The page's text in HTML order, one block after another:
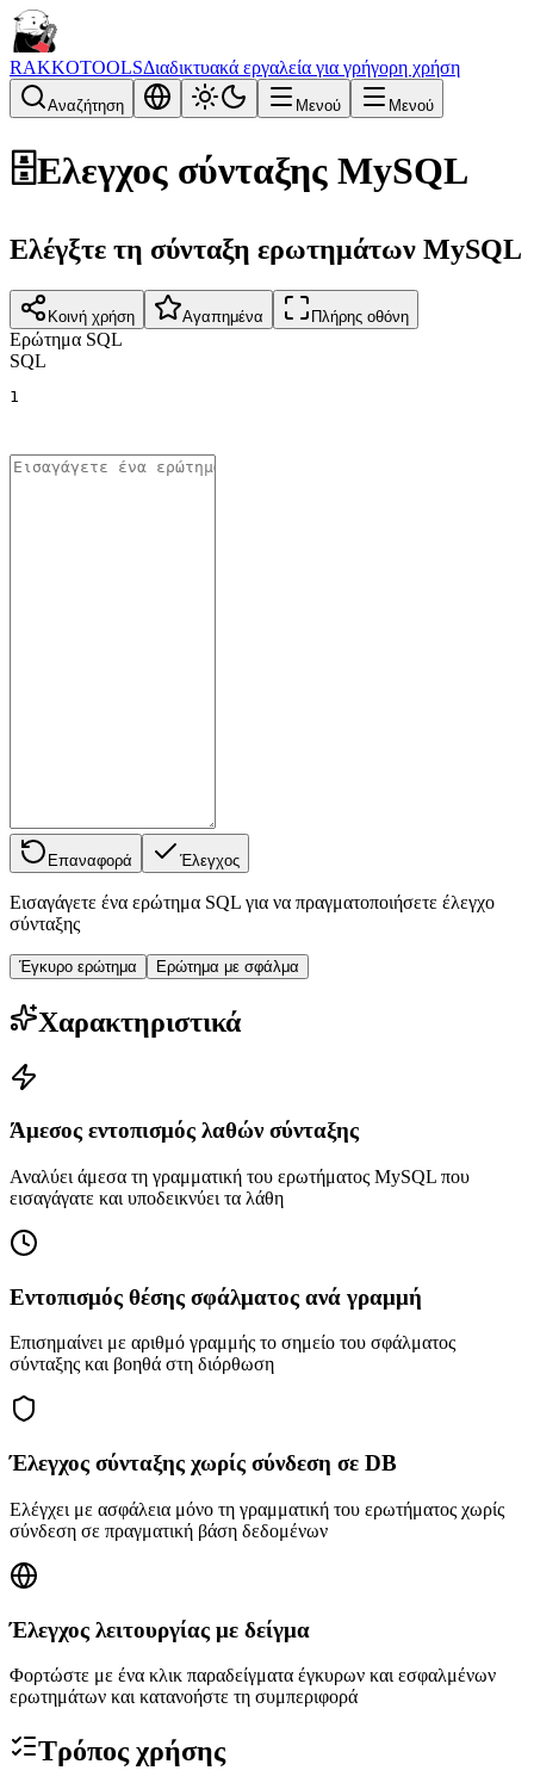
RAKKOTOOLSΔιαδικτυακά εργαλεία για γρήγορη χρήση
Αναζήτηση Μενού Μενού
🗄️Ελεγχος σύνταξης MySQL
Ελέγξτε τη σύνταξη ερωτημάτων MySQL
Κοινή χρήση Αγαπημένα Πλήρης οθόνη
Ερώτημα SQL
SQL
1
Επαναφορά Έλεγχος
Εισαγάγετε ένα ερώτημα SQL για να πραγματοποιήσετε έλεγχο
σύνταξης
Έγκυρο ερώτημα Ερώτημα με σφάλμα
Χαρακτηριστικά
Άμεσος εντοπισμός λαθών σύνταξης
Αναλύει άμεσα τη γραμματική του ερωτήματος MySQL που
εισαγάγατε και υποδεικνύει τα λάθη
Εντοπισμός θέσης σφάλματος ανά γραμμή
Επισημαίνει με αριθμό γραμμής το σημείο του σφάλματος
σύνταξης και βοηθά στη διόρθωση
Έλεγχος σύνταξης χωρίς σύνδεση σε DB
Ελέγχει με ασφάλεια μόνο τη γραμματική του ερωτήματος χωρίς
σύνδεση σε πραγματική βάση δεδομένων
Έλεγχος λειτουργίας με δείγμα
Φορτώστε με ένα κλικ παραδείγματα έγκυρων και εσφαλμένων
ερωτημάτων και κατανοήστε τη συμπεριφορά
Τρόπος χρήσης